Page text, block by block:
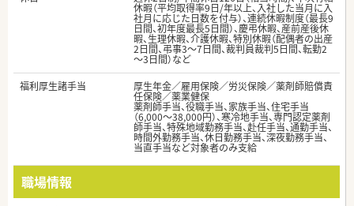
休暇（平均取得率9日/年以上、入社した当月に入
社月に応じた日数を付与）、連続休暇制度（最長9
日間、初年度最長5日間）、慶弔休暇、産前産後休
暇、生理休暇、介護休暇、特別休暇（配偶者の出産
2日間、弔事3～7日間、裁判員裁判5日間、転勤2
～3日間）など
福利厚生諸手当
厚生年金／雇用保険／労災保険／薬剤師賠償責
任保険／薬業健保
薬剤師手当、役職手当、家族手当、住宅手当
（6,000～38,000円）、寒冷地手当、専門認定薬剤
師手当、特殊地域勤務手当、赴任手当、通勤手当、
時間外勤務手当、休日勤務手当、深夜勤務手当、
当直手当など対象者のみ支給
職場情報